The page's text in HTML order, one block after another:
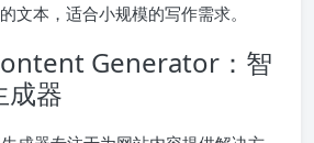
文本，适合小规模的写作需求。
Generator：智
成器